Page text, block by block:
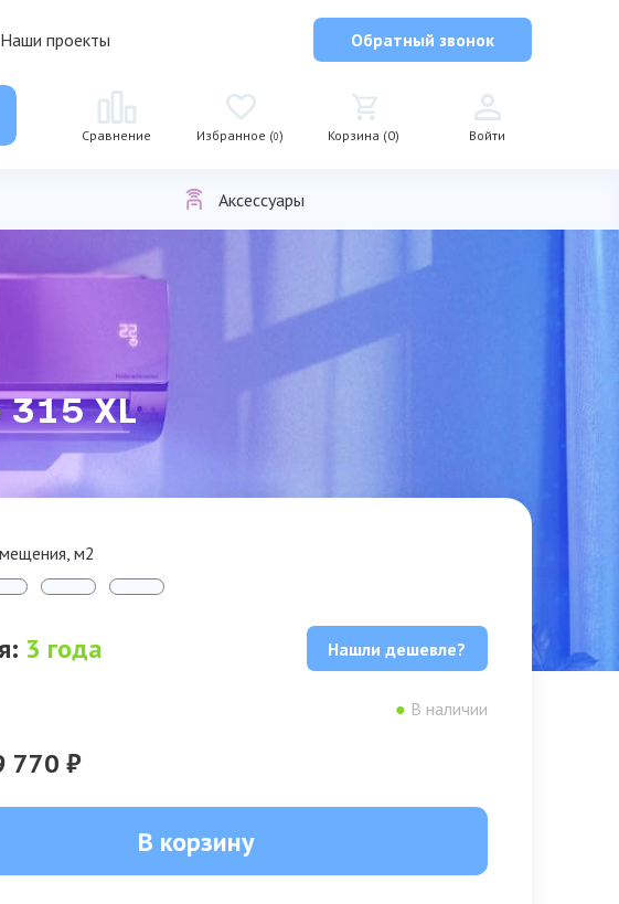
Наши проекты Обратный звонок
Сравнение Избранное (0) Корзина (0) Войти
Аксессуары
315 XL
м2
3 года Нашли дешевле?
● В наличии
770 ₽
В корзину